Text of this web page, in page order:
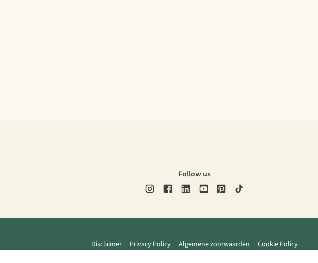
Follow us
Disclaimer Privacy Policy Algemene voorwaarden Cookie Policy